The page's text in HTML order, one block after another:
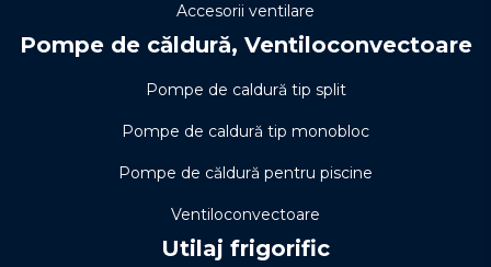
Accesorii ventilare
Pompe de căldură, Ventiloconvectoare
Pompe de caldură tip split
Pompe de caldură tip monobloc
Pompe de căldură pentru piscine
Ventiloconvectoare
Utilaj frigorific